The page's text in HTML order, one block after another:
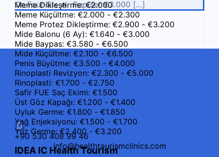
On Four-Six 🔥 Popüler €3.000 […]
Meme Dikleştirme: €2.000
Meme Küçültme: €2.000 - €2.300
Meme Protez Dikleştirme: €2.900 - €3.200
Mide Balonu (6 Ay): €1.640 - €3.000
Mide Baypas: €3.580 - €6.500
Mide Küçültme: €2.100 - €6.500
Penis Büyütme: €3.500 - €4.000
Rinoplasti Revizyon: €2.300 - €5.000
Rinoplasti: €1.700 - €2.750
Safir FUE Saç Ekimi: €1.500
Üst Göz Kapağı: €1.200 - €1.400
Uyluk Germe: €1.800 - €1.850
Yağ Enjeksiyonu: €1.500 - €1.700
Yüz Germe: €2.400 - €3.200
IDEA IC Health Tourism
+90 530 408 99 46
info@healthtourismclinics.com